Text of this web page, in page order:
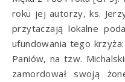
roku jej autorzy, ks.
przytaczają lokalne
ufundowania tego
Paniów, na tzw.
zamordował swoją